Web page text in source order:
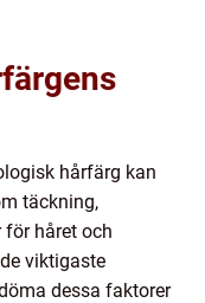
hårfärg kan
täckning,
för håret och
viktigaste
dessa faktorer